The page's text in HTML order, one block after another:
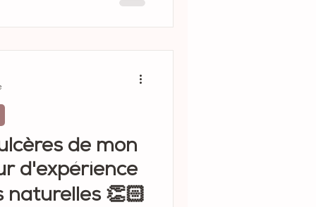
de mon
d'expérience
naturelles 👏🏻